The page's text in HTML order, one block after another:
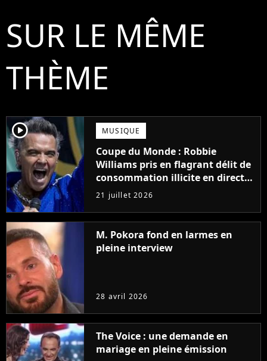
SUR LE MÊME
THÈME
player2 MUSIQUE
Coupe du Monde : Robbie
Williams pris en flagrant délit de
consommation illicite en direct ?
Sa mise au point
21 juillet 2026
M. Pokora fond en larmes en
pleine interview
28 avril 2026
The Voice : une demande en
mariage en pleine émission